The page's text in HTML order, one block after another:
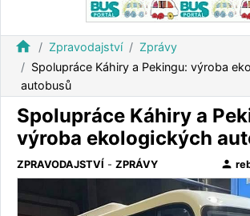
home Zpravodajství
Zprávy
Spolupráce Káhiry a Pekingu: výroba
autobusů
Spolupráce Káhiry a
výroba ekologických
ZPRAVODAJSTVÍ - ZPRÁVY person